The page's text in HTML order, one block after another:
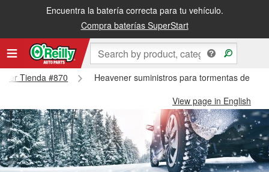
Encuentra la batería correcta para tu vehículo.
Compra baterías SuperStart
Tienda #870
Heavener suministros para tormentas de
View page in English